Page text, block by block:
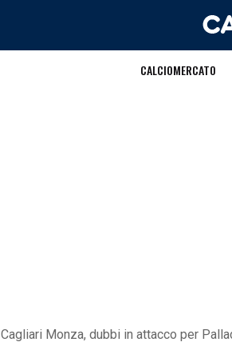
CALCIOMERCATO
Cagliari Monza, dubbi in attacco per